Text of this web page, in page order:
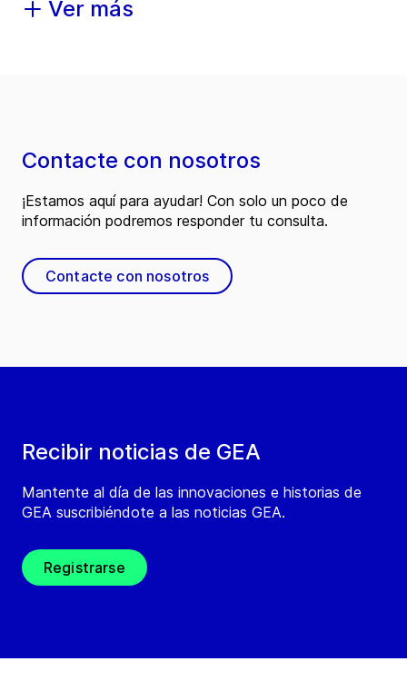
Ver más
Recibir noticias de GEA
Mantente al día de las innovaciones e historias de
GEA suscribiéndote a las noticias GEA.
Registrarse
Contacte con nosotros
¡Estamos aquí para ayudar! Con solo un poco de
información podremos responder tu consulta.
Contacte con nosotros